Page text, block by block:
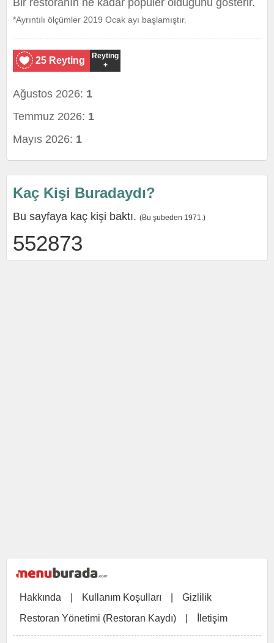
Bir restoranın ne kadar popüler olduğunu gösterir.
*Ayrıntılı ölçümler 2019 Ocak ayı başlamıştır.
25 Reyting
Reyting
+
Ağustos 2026: 1
Temmuz 2026: 1
Mayıs 2026: 1
Kaç Kişi Buradaydı?
Bu sayfaya kaç kişi baktı. (Bu şubeden 1971.)
552873
Hakkında Kullanım Koşulları
Gizlilik
Restoran Yönetimi (Restoran Kaydı)
İletişim